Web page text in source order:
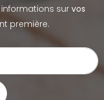
sur vos
première.